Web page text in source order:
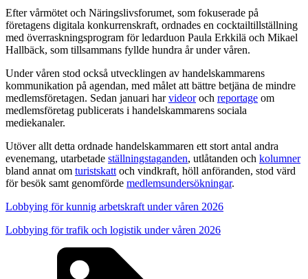
Efter vårmötet och Näringslivsforumet, som fokuserade på
företagens digitala konkurrenskraft, ordnades en cocktailtillställning
med överraskningsprogram för ledarduon Paula Erkkilä och Mikael
Hallbäck, som tillsammans fyllde hundra år under våren.
Under våren stod också utvecklingen av handelskammarens
kommunikation på agendan, med målet att bättre betjäna de mindre
medlemsföretagen. Sedan januari harvideoroch reportage om
medlemsföretag publicerats i handelskammarens sociala
mediekanaler.
Utöver allt detta ordnade handelskammaren ett stort antal andra
evenemang, utarbetade ställningstaganden, utlåtanden och kolumner
bland annat om turistskatt och vindkraft, höll anföranden, stod värd
för besök samt genomförde medlemsundersökningar.
Lobbying för kunnig arbetskraft under våren 2026
Lobbying för trafik och logistik under våren 2026